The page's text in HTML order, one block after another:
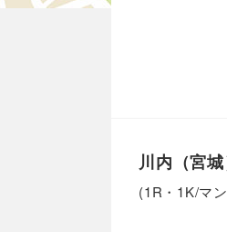
川内（宮
(1R・1K/マ